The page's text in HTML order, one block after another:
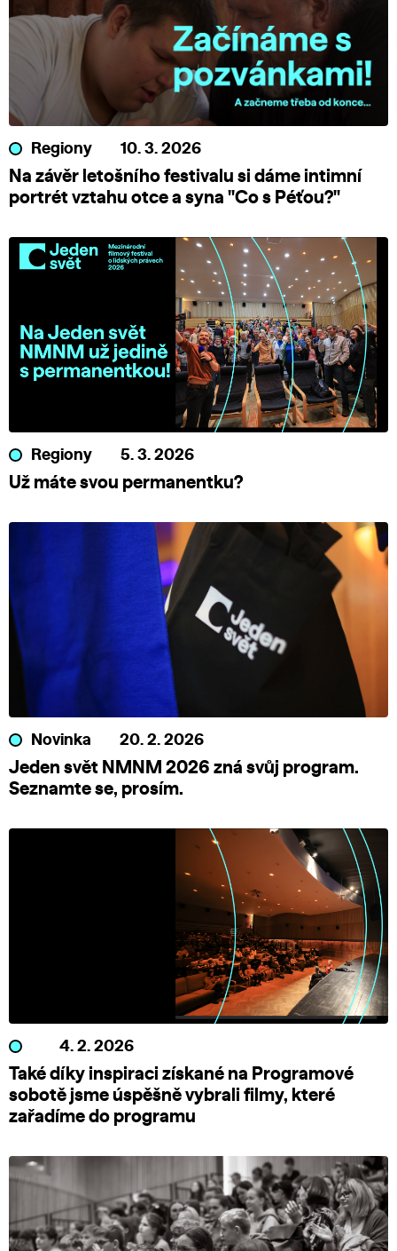
Regiony 10. 3. 2026
Na závěr letošního festivalu si dáme intimní
portrét vztahu otce a syna "Co s Péťou?"
Regiony 5. 3. 2026
Už máte svou permanentku?
Novinka 20. 2. 2026
Jeden svět NMNM 2026 zná svůj program.
Seznamte se, prosím.
4. 2. 2026
Také díky inspiraci získané na Programové
sobotě jsme úspěšně vybrali filmy, které
zařadíme do programu